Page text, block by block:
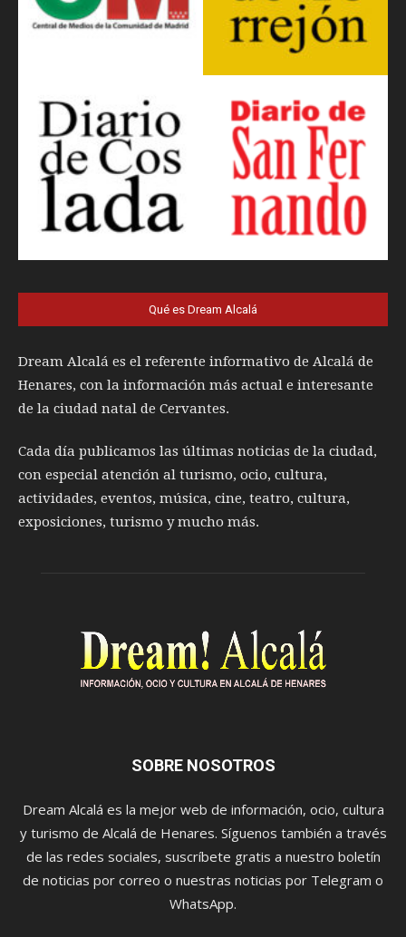
Qué es Dream Alcalá
Dream Alcalá es el referente informativo de Alcalá de
Henares, con la información más actual e interesante
de la ciudad natal de Cervantes.
Cada día publicamos las últimas noticias de la ciudad,
con especial atención al turismo, ocio, cultura,
actividades, eventos, música, cine, teatro, cultura,
exposiciones, turismo y mucho más.
SOBRE NOSOTROS
Dream Alcalá es la mejor web de información, ocio, cultura
y turismo de Alcalá de Henares. Síguenos también a través
de las redes sociales, suscríbete gratis a nuestro boletín
de noticias por correo o nuestras noticias por Telegram o
WhatsApp.